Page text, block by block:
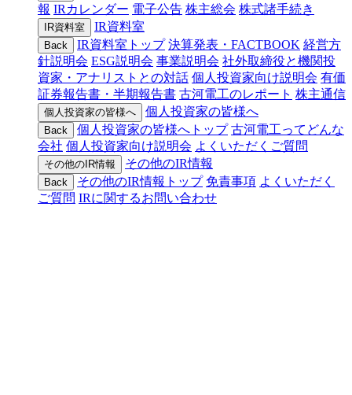
報 IRカレンダー 電子公告 株主総会 株式諸手続き
IR資料室 IR資料室
Back IR資料室トップ 決算発表・FACTBOOK 経営方
針説明会 ESG説明会 事業説明会 社外取締役と機関投
資家・アナリストとの対話 個人投資家向け説明会 有価
証券報告書・半期報告書 古河電工のレポート 株主通信
個人投資家の皆様へ 個人投資家の皆様へ
Back 個人投資家の皆様へトップ 古河電工ってどんな
会社 個人投資家向け説明会 よくいただくご質問
その他のIR情報 その他のIR情報
Back その他のIR情報トップ 免責事項 よくいただく
ご質問 IRに関するお問い合わせ